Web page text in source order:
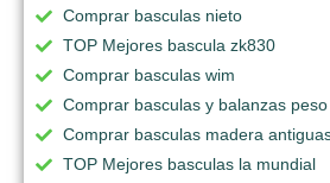
Comprar basculas nieto
TOP Mejores bascula zk830
Comprar basculas wim
Comprar basculas y balanzas
Comprar basculas madera
TOP Mejores basculas la mundial